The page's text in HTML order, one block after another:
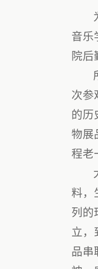
音乐
院后
次参
的历
物展
程老
料，
列的
立，
品串